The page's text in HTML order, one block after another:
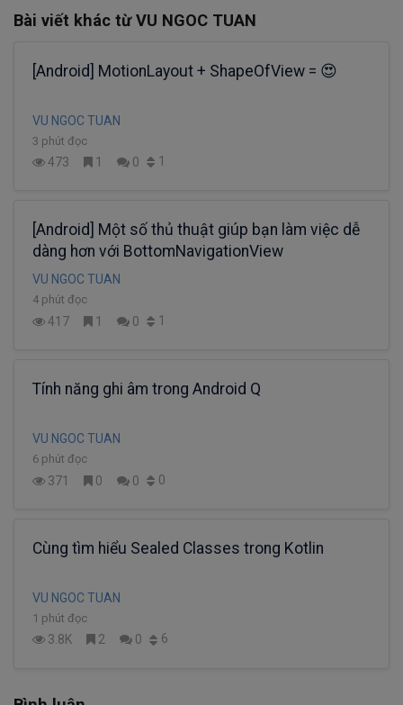
Bài viết khác từ VU NGOC TUAN
[Android] MotionLayout + ShapeOfView = 😍
VU NGOC TUAN
3 phút đọc
473 1 0 1
[Android] Một số thủ thuật giúp bạn làm việc dễ
dàng hơn với BottomNavigationView
VU NGOC TUAN
4 phút đọc
417 1 0 1
Tính năng ghi âm trong Android Q
VU NGOC TUAN
6 phút đọc
371 0 0 0
Cùng tìm hiểu Sealed Classes trong Kotlin
VU NGOC TUAN
1 phút đọc
3.8K 2 0 6